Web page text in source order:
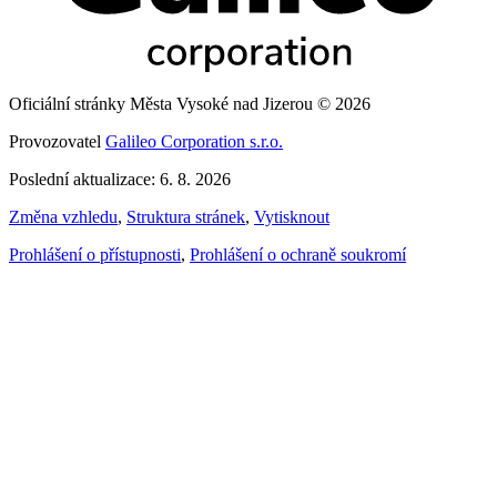
Oficiální stránky Města Vysoké nad Jizerou © 2026
Provozovatel Galileo Corporation s.r.o.
Poslední aktualizace: 6. 8. 2026
Změna vzhledu, Struktura stránek, Vytisknout
Prohlášení o přístupnosti, Prohlášení o ochraně soukromí